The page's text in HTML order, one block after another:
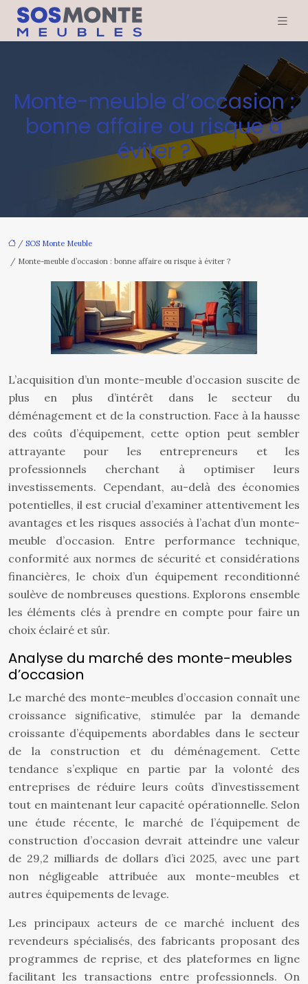
Monte-meuble d’occasion :
bonne affaire ou risque à
éviter ?
/ SOS Monte Meuble
/ Monte-meuble d’occasion : bonne affaire ou risque à éviter ?
L’acquisition d’un monte-meuble d’occasion suscite de
plus en plus d’intérêt dans le secteur du
déménagement et de la construction. Face à la hausse
des coûts d’équipement, cette option peut sembler
attrayante pour les entrepreneurs et les
professionnels cherchant à optimiser leurs
investissements. Cependant, au-delà des économies
potentielles, il est crucial d’examiner attentivement les
avantages et les risques associés à l’achat d’un monte-
meuble d’occasion. Entre performance technique,
conformité aux normes de sécurité et considérations
financières, le choix d’un équipement reconditionné
soulève de nombreuses questions. Explorons ensemble
les éléments clés à prendre en compte pour faire un
choix éclairé et sûr.
Analyse du marché des monte-meubles
d’occasion
Le marché des monte-meubles d’occasion connaît une
croissance significative, stimulée par la demande
croissante d’équipements abordables dans le secteur
de la construction et du déménagement. Cette
tendance s’explique en partie par la volonté des
entreprises de réduire leurs coûts d’investissement
tout en maintenant leur capacité opérationnelle. Selon
une étude récente, le marché de l’équipement de
construction d’occasion devrait atteindre une valeur
de 29,2 milliards de dollars d’ici 2025, avec une part
non négligeable attribuée aux monte-meubles et
autres équipements de levage.
Les principaux acteurs de ce marché incluent des
revendeurs spécialisés, des fabricants proposant des
programmes de reprise, et des plateformes en ligne
facilitant les transactions entre professionnels. On